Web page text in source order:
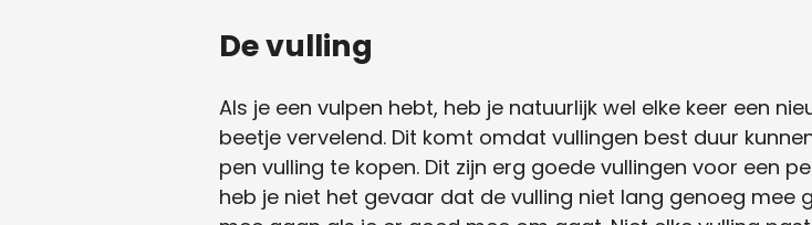
De vulling
Als je een vulpen hebt, heb je natuurlijk wel elke keer een
beetje vervelend. Dit komt omdat vullingen best duur
pen vulling te kopen. Dit zijn erg goede vullingen voor een
heb je niet het gevaar dat de vulling niet lang genoeg mee